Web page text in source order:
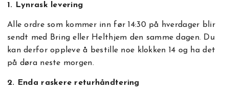
1. Lynrask levering
Alle ordre som kommer inn før 14:30 på hverdager blir
sendt med Bring eller Helthjem den samme dagen. Du
kan derfor oppleve å bestille noe klokken 14 og ha det
på døra neste morgen.
2. Enda raskere returhåndtering